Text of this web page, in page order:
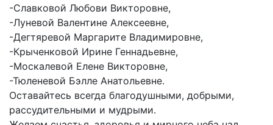
-Славковой Любови Викторовне,
-Луневой Валентине Алексеевне,
-Дегтяревой Маргарите Владимировне,
-Крыченковой Ирине Геннадьевне,
-Москалевой Елене Викторовне,
-Тюленевой Бэлле Анатольевне.
Оставайтесь всегда благодушными, добрыми,
рассудительными и мудрыми.